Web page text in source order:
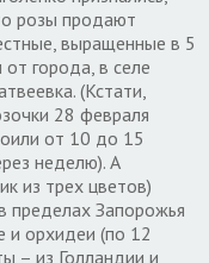
розы продают
выращенные в 5
от города, в селе
(Кстати,
28 февраля
от 10 до 15
неделю). А
из трех цветов)
пределах Запорожья
и орхидеи (по 12
– из Голландии и